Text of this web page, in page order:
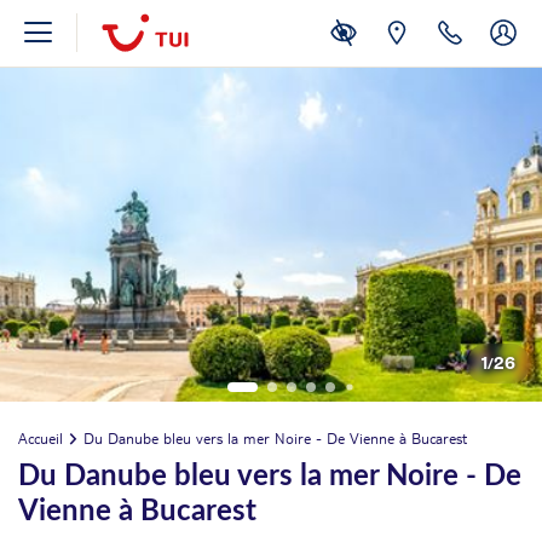
1/26
Accueil Du Danube bleu vers la mer Noire - De Vienne à Bucarest
Du Danube bleu vers la mer Noire - De
Vienne à Bucarest